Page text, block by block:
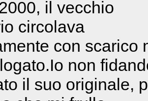
il vecchio
circolava
con scarico
non
il suo originale,